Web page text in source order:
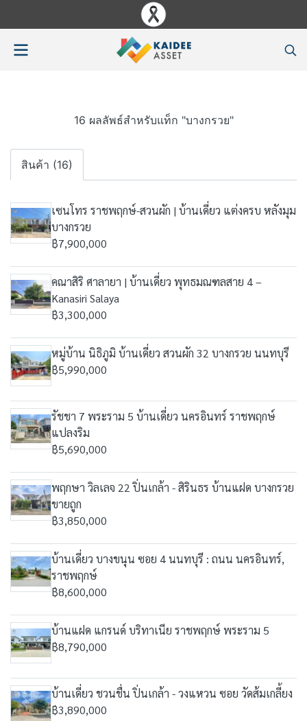
16 ผลลัพธ์สำหรับแท็ก "บางกรวย"
สินค้า (16)
เซนโทร ราชพฤกษ์-สวนผัก | บ้านเดี่ยว แต่งครบ หลังมุม
บางกรวย
฿7,900,000
คณาสิริ ศาลายา | บ้านเดี่ยว พุทธมณฑลสาย 4 –
Kanasiri Salaya
฿3,300,000
หมู่บ้าน นิธิภูมิ บ้านเดี่ยว สวนผัก 32 บางกรวย นนทบุรี
฿5,990,000
รัชชา 7 พระราม 5 บ้านเดี่ยว นครอินทร์ ราชพฤกษ์
แปลงริม
฿5,690,000
พฤกษา วิลเลจ 22 ปิ่นเกล้า - สิรินธร บ้านแฝด บางกรวย
ขายถูก
฿3,850,000
บ้านเดี่ยว บางขนุน ซอย 4 นนทบุรี : ถนน นครอินทร์,
ราชพฤกษ์
฿8,600,000
บ้านแฝด แกรนด์ บริทาเนีย ราชพฤกษ์ พระราม 5
฿8,790,000
บ้านเดี่ยว ชวนชื่น ปิ่นเกล้า - วงแหวน ซอย วัดส้มเกลี้ยง
฿3,890,000